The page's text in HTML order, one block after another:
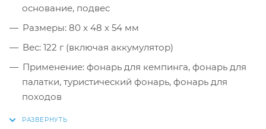
основание, подвес
Размеры: 80 х 48 х 54 мм
Вес: 122 г (включая аккумулятор)
Применение: фонарь для кемпинга, фонарь для
палатки, туристический фонарь, фонарь для
походов